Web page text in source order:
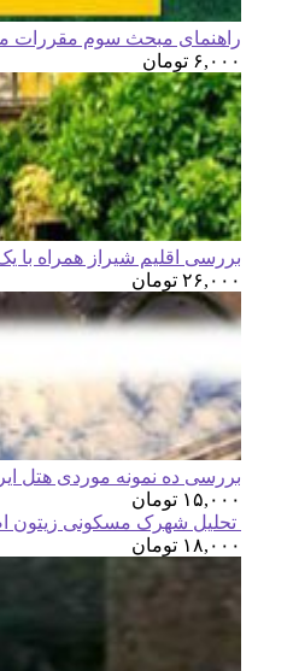
راهنمای مبحث سوم مقررات
۶,۰۰۰ تومان
بررسی اقلیم شیراز همراه با یک نمونه
۲۶,۰۰۰ تومان
بررسی ده نمونه موردی هتل ایرانی و
۱۵,۰۰۰ تومان
تحلیل شهرک مسکونی زیتون
۱۸,۰۰۰ تومان